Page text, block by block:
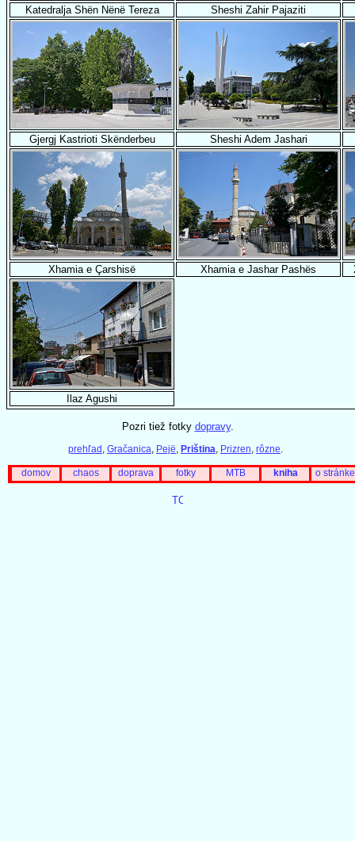
Katedralja Shën Nënë Tereza Sheshi Zahir Pajaziti
Gjergj Kastrioti Skënderbeu Sheshi Adem Jashari
Xhamia e Çarshisë Xhamia e Jashar Pashës
Ilaz Agushi
Pozri tiež fotky dopravy.
prehľad , Gračanica, Pejë, Priština, Prizren, rôzne.
domov chaos doprava fotky MTB kniha o stránke